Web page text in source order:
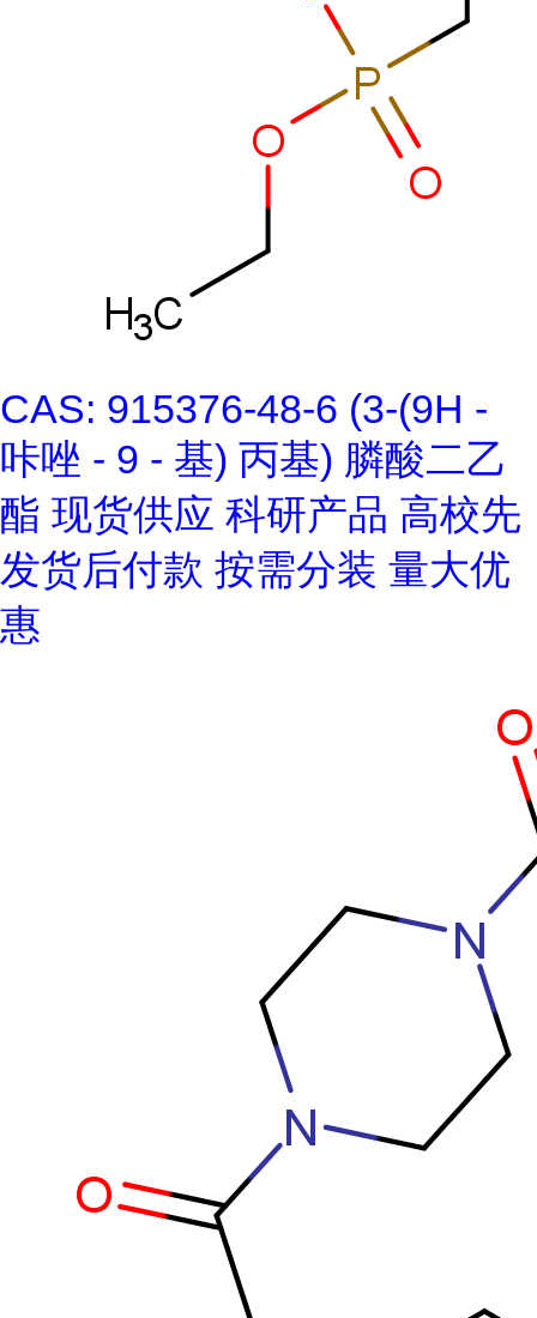
CAS: 915376-48-6 (3-(9H -
咔唑 - 9 - 基) 丙基) 膦酸二乙
酯 现货供应 科研产品 高校先
发货后付款 按需分装 量大优
惠